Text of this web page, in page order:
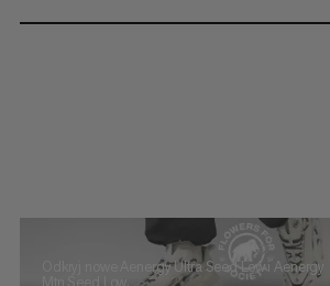
Odkryj nowe Aenergy Ultra Seed Low i Aenergy
Mtn Seed Low.